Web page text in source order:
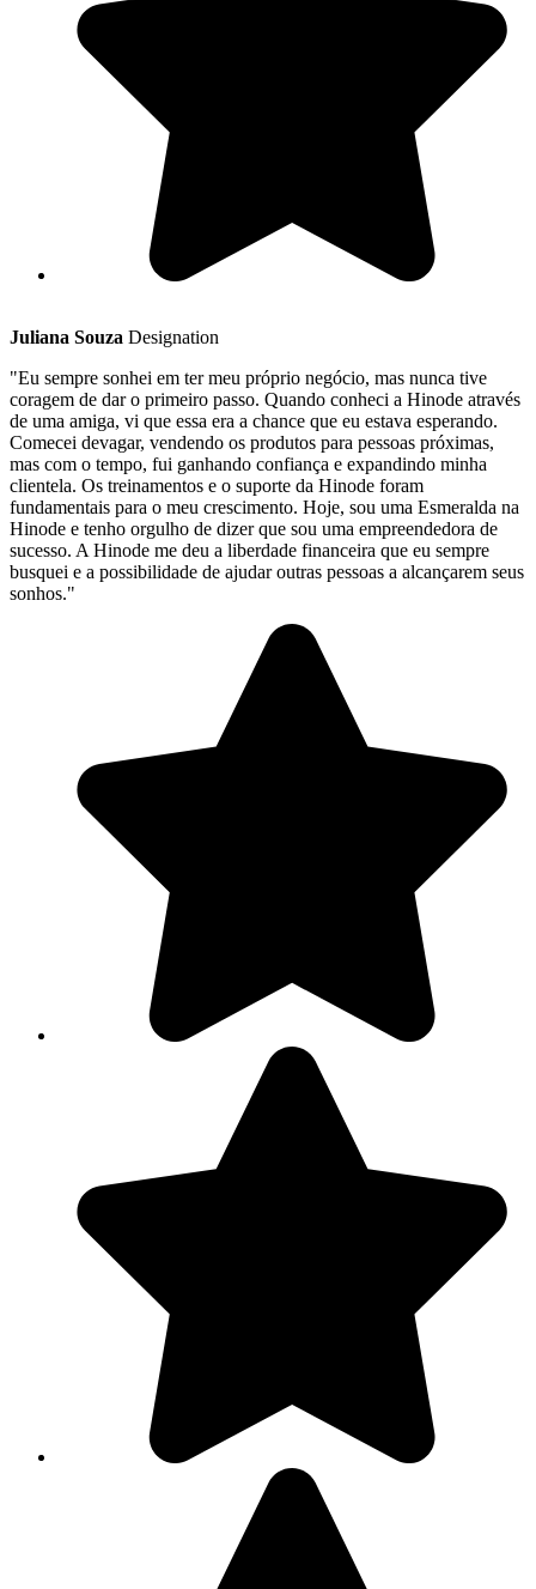
Juliana Souza Designation
"Eu sempre sonhei em ter meu próprio negócio, mas nunca tive
coragem de dar o primeiro passo. Quando conheci a Hinode através
de uma amiga, vi que essa era a chance que eu estava esperando.
Comecei devagar, vendendo os produtos para pessoas próximas,
mas com o tempo, fui ganhando confiança e expandindo minha
clientela. Os treinamentos e o suporte da Hinode foram
fundamentais para o meu crescimento. Hoje, sou uma Esmeralda na
Hinode e tenho orgulho de dizer que sou uma empreendedora de
sucesso. A Hinode me deu a liberdade financeira que eu sempre
busquei e a possibilidade de ajudar outras pessoas a alcançarem seus
sonhos."